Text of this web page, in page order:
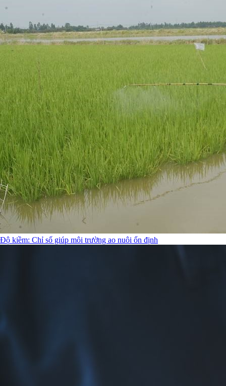
Độ kiềm: Chỉ số giúp môi trường ao nuôi ổn định